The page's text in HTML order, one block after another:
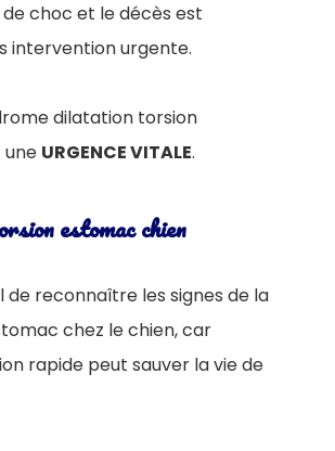
choc et le décès est
intervention urgente.
dilatation torsion
URGENCE VITALE.
estomac chien
de reconnaître les signes de la
chez le chien, car
rapide peut sauver la vie de